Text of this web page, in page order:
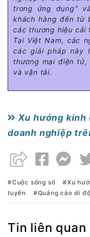
trong ứng dụng"
khách hàng đến từ
các thương hiệu cải
Tại Việt Nam, các
các giải pháp này
thương mại điện
và vận tải.
Xu hướng kinh
doanh nghiệp
Cuộc sống số Xu
tuyến
Quảng cáo di
Tin liên quan